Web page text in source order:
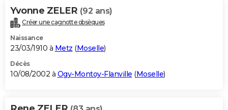
Yvonne ZELER (92 ans)
Créer une cagnotte obsèques
Naissance
23/03/1910 à Metz (Moselle)
Décès
10/08/2002 à Ogy-Montoy-Flanville (Moselle)